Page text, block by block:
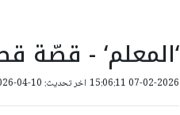
‘المعلم‘ - قصّة
07-02-2026 15:06:11 اخر تحديث: 10-04-2026 04:44:18